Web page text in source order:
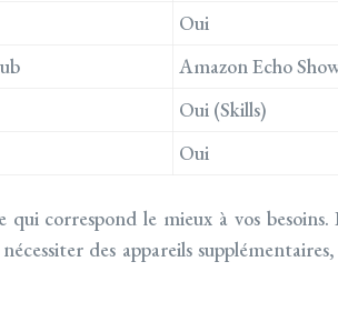
Oui
Amazon Echo
Oui (Skills)
Oui
correspond le mieux à vos
des appareils